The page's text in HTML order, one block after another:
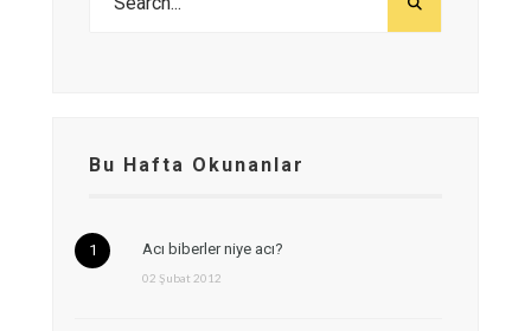
Bu Hafta Okunanlar
Acı biberler niye acı?
02 Şubat 2012